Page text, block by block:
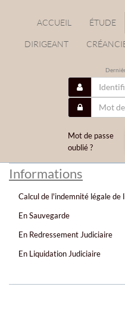
ACCUEIL ÉTUDE
DIRIGEANT
Mot de passe
oublié ?
Informations
Calcul de l'indemnité légale de
En Sauvegarde
En Redressement Judiciaire
En Liquidation Judiciaire